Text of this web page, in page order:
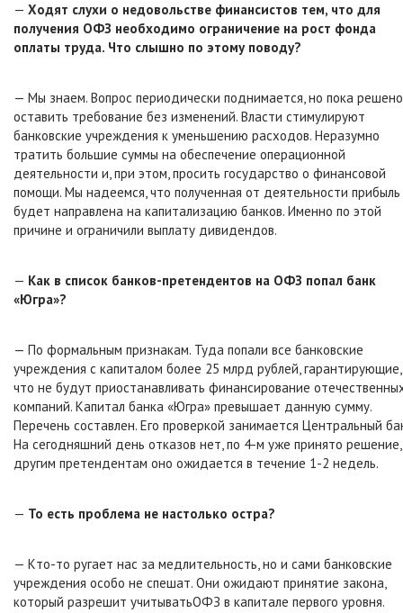
— Ходят слухи о недовольстве финансистов тем, что для
получения ОФЗ необходимо ограничение на рост фонда
оплаты труда. Что слышно по этому поводу?
— Мы знаем. Вопрос периодически поднимается, но пока решено
оставить требование без изменений. Власти стимулируют
банковские учреждения к уменьшению расходов. Неразумно
тратить большие суммы на обеспечение операционной
деятельности и, при этом, просить государство о финансовой
помощи. Мы надеемся, что полученная от деятельности прибыль
будет направлена на капитализацию банков. Именно по этой
причине и ограничили выплату дивидендов.
— Как в список банков-претендентов на ОФЗ попал банк
«Югра»?
— По формальным признакам. Туда попали все банковские
учреждения с капиталом более 25 млрд рублей, гарантирующие,
что не будут приостанавливать финансирование
компаний. Капитал банка «Югра» превышает данную сумму.
Перечень составлен. Его проверкой занимается Центральный
На сегодняшний день отказов нет, по 4-м уже принято
другим претендентам оно ожидается в течение 1-2 недель.
— То есть проблема не настолько остра?
— Кто-то ругает нас за медлительность, но и сами банковские
учреждения особо не спешат. Они ожидают принятие закона,
который разрешит учитыватьОФЗ в капитале первого уровня.